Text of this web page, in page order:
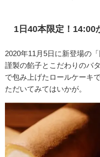
1日40本限定！14:00
2020年11月5日に新登場の
謹製の餡子とこだわりのバ
で包み上げたロールケーキ
ただいてみてはいかが。